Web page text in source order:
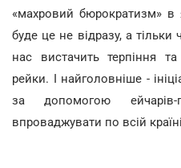
«махровий бюрократизм» в
буде це не відразу, а тільки
нас вистачить терпіння
рейки. І найголовніше -
за допомогою
впроваджувати по всій